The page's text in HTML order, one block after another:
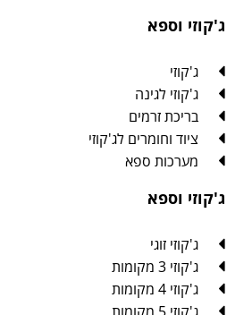
ג'קוזי וספא
ג'קוזי
ג'קוזי לגינה
בריכת זרמים
ציוד וחומרים לג'קוזי
מערכות ספא
ג'קוזי וספא
ג'קוזי זוגי
ג'קוזי 3 מקומות
ג'קוזי 4 מקומות